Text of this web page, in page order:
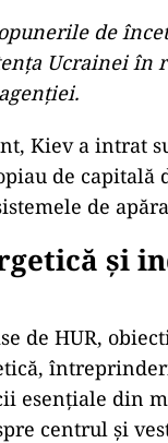
de
Ucrainei în
Kiev a intrat
de
de
și
de HUR,
esențiale din
centrul și